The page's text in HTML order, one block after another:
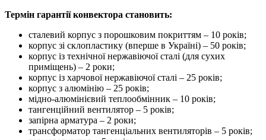
Термін гарантії конвектора становить:
сталевий корпус з порошковим покриттям – 10 років;
корпус зі склопластику (вперше в Україні) – 50 років;
корпус із технічної нержавіючої сталі (для сухих
приміщень) – 2 роки;
корпус із харчової нержавіючої сталі – 25 років;
корпус з алюмінію – 25 років;
мідно-алюмінієвий теплообмінник – 10 років;
тангенційний вентилятор – 5 років;
запірна арматура – ​​2 роки;
трансформатор тангенціальних вентиляторів – 5 років;